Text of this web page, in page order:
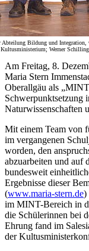
Bildung und
Werner
Am Freitag, 8.
Maria Stern
Oberallgäu als
Schwerpunktsetzung
Naturwissenschaften
Mit einem Team von
im vergangenen
worden, den
abzuarbeiten und auf
bundesweit
Ergebnisse dieser
(www.maria-stern.de)
im MINT-Bereich in
die Schülerinnen bei
Ehrung fand im
der